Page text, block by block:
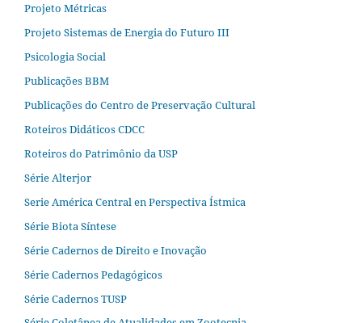
Projeto Métricas
Projeto Sistemas de Energia do Futuro III
Psicologia Social
Publicações BBM
Publicações do Centro de Preservação Cultural
Roteiros Didáticos CDCC
Roteiros do Patrimônio da USP
Série Alterjor
Serie América Central en Perspectiva Ístmica
Série Biota Síntese
Série Cadernos de Direito e Inovação
Série Cadernos Pedagógicos
Série Cadernos TUSP